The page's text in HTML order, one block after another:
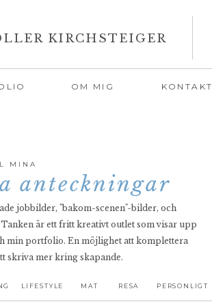
KIRCHSTEIGER
OM MIG KONTAKT
jobbilder, "bakom-scenen"-bilder, och
är ett fritt kreativt outlet som visar upp
min portfolio. En möjlighet att komplettera
skriva mer kring skapande.
MINA
anteckningar
LIFESTYLE MAT PERSONLIGT
RESA